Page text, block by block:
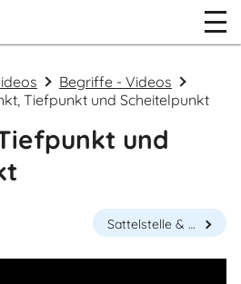
Begriffe - Videos
Tiefpunkt und Scheitelpunkt
und
Sattelstelle & Sattelpunkt (Terrassenstelle & Terrassenpunkt)